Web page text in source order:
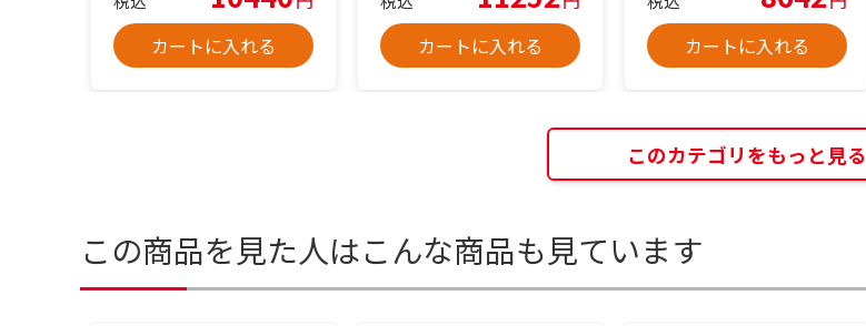
カートに入れる
カートに入れる
カートに入れる
このカテゴリをもっと見る
この商品を見た人はこんな商品も見ています